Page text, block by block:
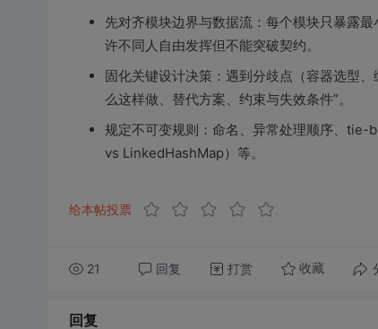
先对齐模块边界与数据流：每个模块只暴露
许不同人自由发挥但不能突破契约。
固化关键设计决策：遇到分歧点（容器选型
么这样做、替代方案、约束与失效条件”。
规定不可变规则：命名、异常处理顺序、tie-
vs LinkedHashMap）等。
给本帖投票
21 回复 打赏 收藏
回复